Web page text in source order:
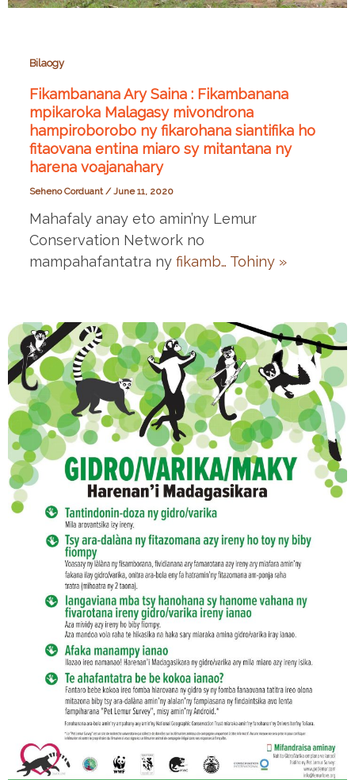
Bilaogy
Fikambanana Ary Saina : Fikambanana
mpikaroka Malagasy mivondrona
hampiroborobo ny fikarohana siantifika ho
fitaovana entina miaro sy mitantana ny
harena voajanahary
Seheno Corduant/June 11, 2020
Mahafaly anay eto amin’ny Lemur
Conservation Network no
mampahafantatra ny fikamb… Tohiny »